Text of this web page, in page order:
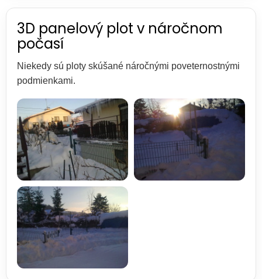
3D panelový plot v náročnom
počasí
Niekedy sú ploty skúšané náročnými poveternostnými
podmienkami.